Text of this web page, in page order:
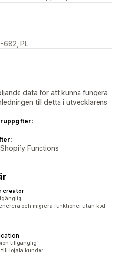
682, PL
data för att kunna fungera
till detta i utvecklarens
Functions
creator
och migrera funktioner utan kod
tillgänglig
till lojala kunder